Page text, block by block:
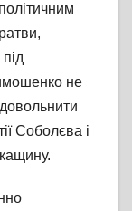
не
Соболєва і